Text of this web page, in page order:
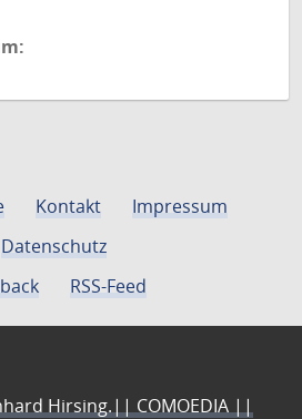
Kontakt
Impressum
Datenschutz
RSS-Feed
Hirsing.|| COMOEDIA ||